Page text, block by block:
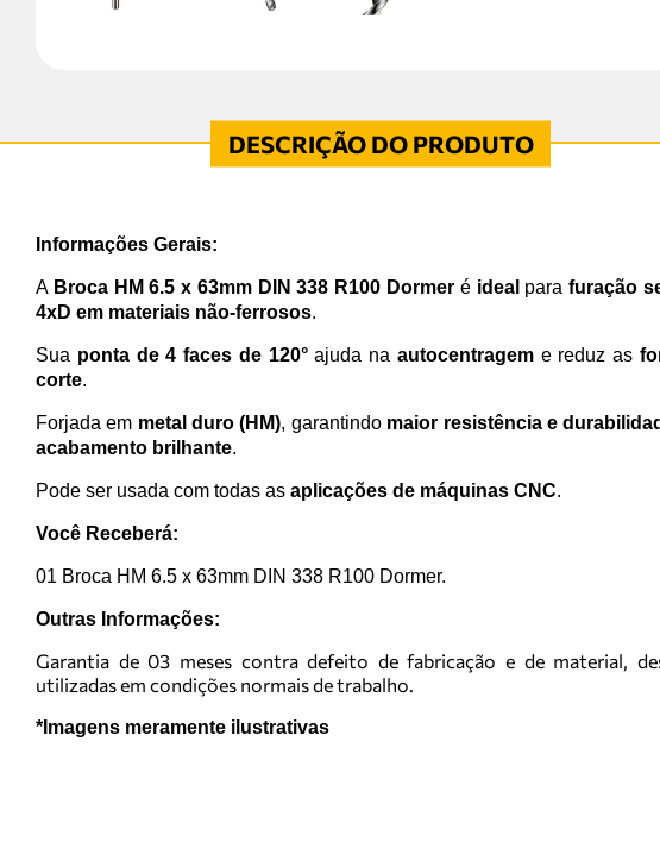
Informações Gerais:
A Broca HM 6.5 x 63mm DIN 338 R100 Dormeré ideal parafuração
4xD em materiais não-ferrosos.
Sua ponta de 4 faces de 120°ajuda na autocentrageme reduz as
corte.
Forjada em metal duro (HM), garantindo maior resistência e
acabamento brilhante.
Pode ser usada com todas as aplicações de máquinas CNC.
Você Receberá:
01 Broca HM 6.5 x 63mm DIN 338 R100 Dormer.
Outras Informações:
Garantia de 03 meses contra defeito de fabricação e de material,
utilizadas em condições normais de trabalho.
*Imagens meramente ilustrativas